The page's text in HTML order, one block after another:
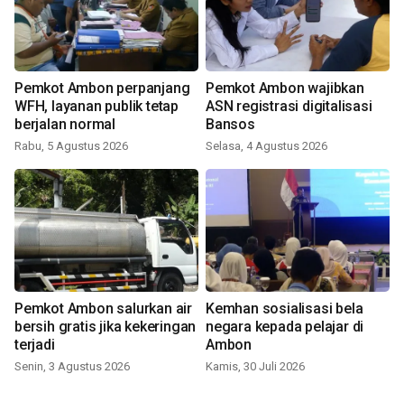
Pemkot Ambon perpanjang
WFH, layanan publik tetap
berjalan normal
Rabu, 5 Agustus 2026
Pemkot Ambon wajibkan
ASN registrasi digitalisasi
Bansos
Selasa, 4 Agustus 2026
Pemkot Ambon salurkan air
bersih gratis jika kekeringan
terjadi
Senin, 3 Agustus 2026
Kemhan sosialisasi bela
negara kepada pelajar di
Ambon
Kamis, 30 Juli 2026